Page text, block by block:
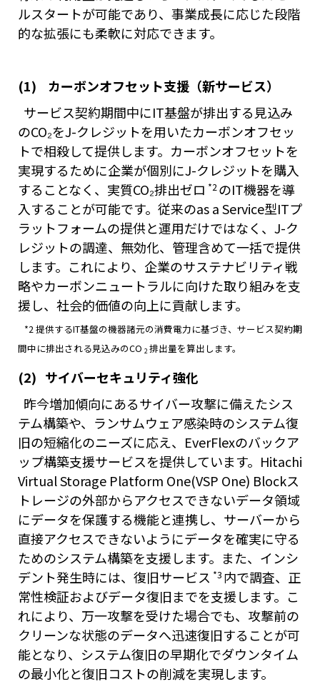
ルスタートが可能であり、事業成長に応じた段階
的な拡張にも柔軟に対応できます。
(1) カーボンオフセット支援（新サービス）
サービス契約期間中にIT基盤が排出する見込み
のCO₂をJ-クレジットを用いたカーボンオフセッ
トで相殺して提供します。カーボンオフセットを
実現するために企業が個別にJ-クレジットを購入
することなく、実質CO₂排出ゼロ *2のIT機器を導
入することが可能です。従来のas a Service型ITプ
ラットフォームの提供と運用だけではなく、J-ク
レジットの調達、無効化、管理含めて一括で提供
します。これにより、企業のサステナビリティ戦
略やカーボンニュートラルに向けた取り組みを支
援し、社会的価値の向上に貢献します。
*2 提供するIT基盤の機器諸元の消費電力に基づき、サービス契約期
間中に排出される見込みのCO 2排出量を算出します。
(2) サイバーセキュリティ強化
昨今増加傾向にあるサイバー攻撃に備えたシス
テム構築や、ランサムウェア感染時のシステム復
旧の短縮化のニーズに応え、EverFlexのバックア
ップ構築支援サービスを提供しています。Hitachi
Virtual Storage Platform One(VSP One) Blockス
トレージの外部からアクセスできないデータ領域
にデータを保護する機能と連携し、サーバーから
直接アクセスできないようにデータを確実に守る
ためのシステム構築を支援します。また、インシ
デント発生時には、復旧サービス *3 内で調査、正
常性検証およびデータ復旧までを支援します。こ
れにより、万一攻撃を受けた場合でも、攻撃前の
クリーンな状態のデータへ迅速復旧することが可
能となり、システム復旧の早期化でダウンタイム
の最小化と復旧コストの削減を実現します。